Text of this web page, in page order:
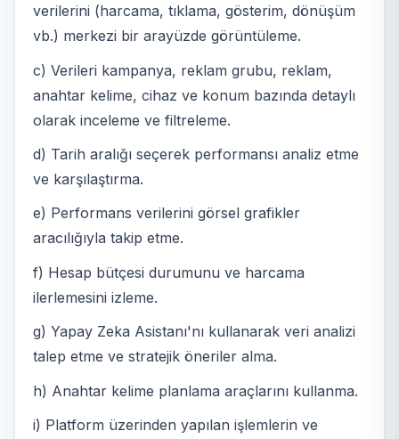
verilerini (harcama, tıklama, gösterim, dönüşüm
vb.) merkezi bir arayüzde görüntüleme.
c) Verileri kampanya, reklam grubu, reklam,
anahtar kelime, cihaz ve konum bazında detaylı
olarak inceleme ve filtreleme.
d) Tarih aralığı seçerek performansı analiz etme
ve karşılaştırma.
e) Performans verilerini görsel grafikler
aracılığıyla takip etme.
f) Hesap bütçesi durumunu ve harcama
ilerlemesini izleme.
g) Yapay Zeka Asistanı'nı kullanarak veri analizi
talep etme ve stratejik öneriler alma.
h) Anahtar kelime planlama araçlarını kullanma.
i) Platform üzerinden yapılan işlemlerin ve